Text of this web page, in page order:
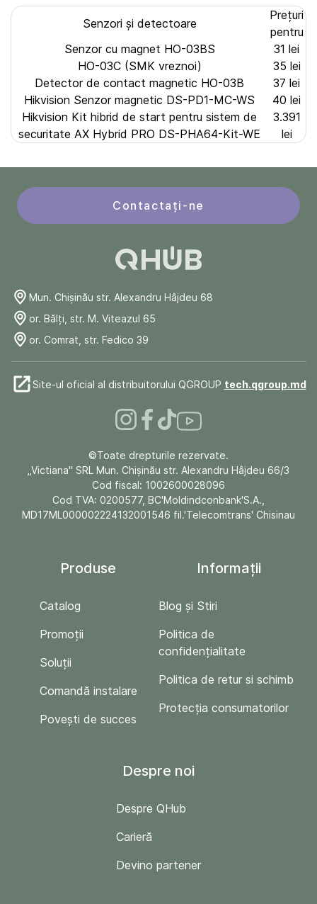
Senzori și detectoare
Prețuri
pentru
Senzor cu magnet HO-03BS
31 lei
HO-03C (SMK vreznoi)
35 lei
Detector de contact magnetic HO-03B
37 lei
Hikvision Senzor magnetic DS-PD1-MC-WS
40 lei
Hikvision Kit hibrid de start pentru sistem de
securitate AX Hybrid PRO DS-PHA64-Kit-WE
3.391
lei
Contactați-ne
Mun. Chişinău str. Alexandru Hâjdeu 68
or. Bălți, str. M. Viteazul 65
or. Comrat, str. Fedico 39
Site-ul oficial al distribuitorului QGROUP tech.qgroup.md
©Toate drepturile rezervate.
„Victiana" SRL Mun. Chişinău str. Alexandru Hâjdeu 66/3
Cod fiscal: 1002600028096
Cod TVA: 0200577, BC'Moldindconbank'S.A.,
MD17ML000002224132001546 fil.'Telecomtrans' Chisinau
Produse
Catalog
Promoții
Soluții
Comandă instalare
Povești de succes
Informații
Blog și Stiri
Politica de
confidențialitate
Politica de retur si schimb
Protecția consumatorilor
Despre noi
Despre QHub
Carieră
Devino partener